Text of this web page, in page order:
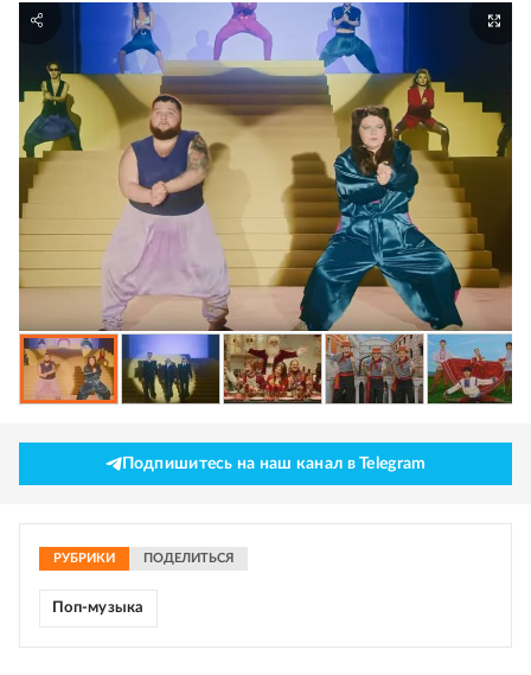
Подпишитесь на наш канал в Telegram
РУБРИКИ ПОДЕЛИТЬСЯ
Поп-музыка